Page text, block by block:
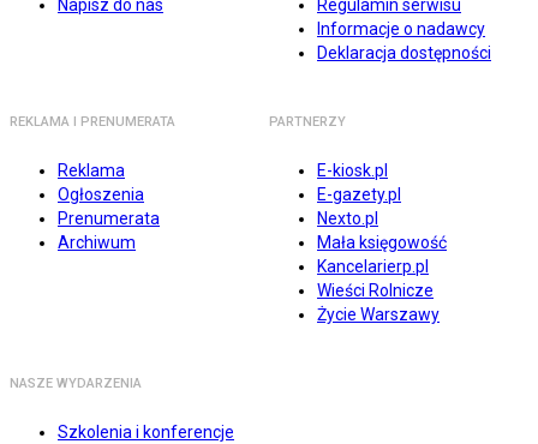
Napisz do nas
Regulamin serwisu
Informacje o nadawcy
Deklaracja dostępności
REKLAMA I PRENUMERATA
Reklama
Ogłoszenia
Prenumerata
Archiwum
PARTNERZY
E-kiosk.pl
E-gazety.pl
Nexto.pl
Mała księgowość
Kancelarierp.pl
Wieści Rolnicze
Życie Warszawy
NASZE WYDARZENIA
Szkolenia i konferencje